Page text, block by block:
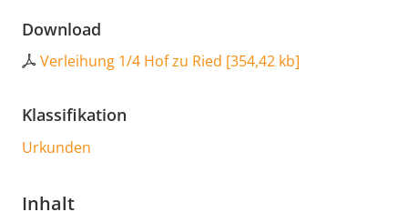
Download
Verleihung 1/4 Hof zu Ried [354,42 kb]
Klassifikation
Urkunden
Inhalt